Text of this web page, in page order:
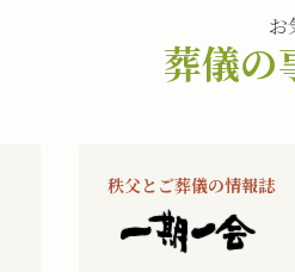
お
葬儀の
秩父とご葬儀の情報誌